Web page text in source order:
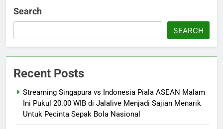
Search
SEARCH
Recent Posts
Streaming Singapura vs Indonesia Piala ASEAN Malam
Ini Pukul 20.00 WIB di Jalalive Menjadi Sajian Menarik
Untuk Pecinta Sepak Bola Nasional